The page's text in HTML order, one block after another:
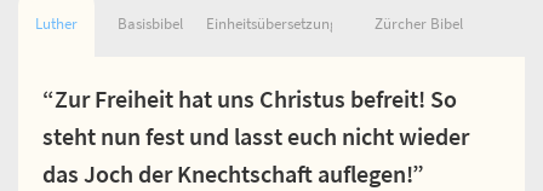
Luther Basisbibel Einheitsübersetzung Zürcher Bibel
“Zur Freiheit hat uns Christus befreit! So
steht nun fest und lasst euch nicht wieder
das Joch der Knechtschaft auflegen!”